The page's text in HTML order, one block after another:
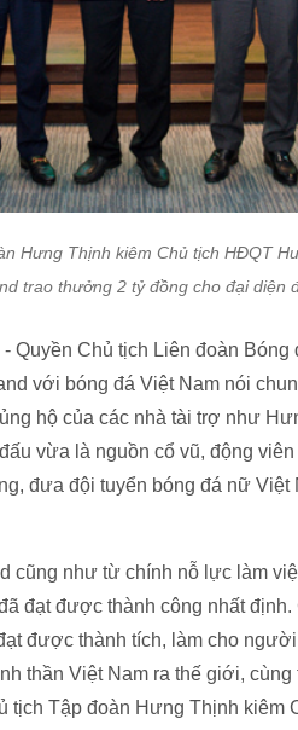
Hưng Thịnh kiêm Chủ tịch HĐQT
trao thưởng 2 tỷ đồng cho đại diện
Quyền Chủ tịch Liên đoàn
với bóng đá Việt Nam nói
hộ của các nhà tài trợ như
vừa là nguồn cổ vũ, động
đưa đội tuyển bóng đá nữ
cũng như từ chính nỗ lực làm
đạt được thành công nhất
được thành tích, làm cho
thần Việt Nam ra thế giới,
tịch Tập đoàn Hưng Thịnh kiêm